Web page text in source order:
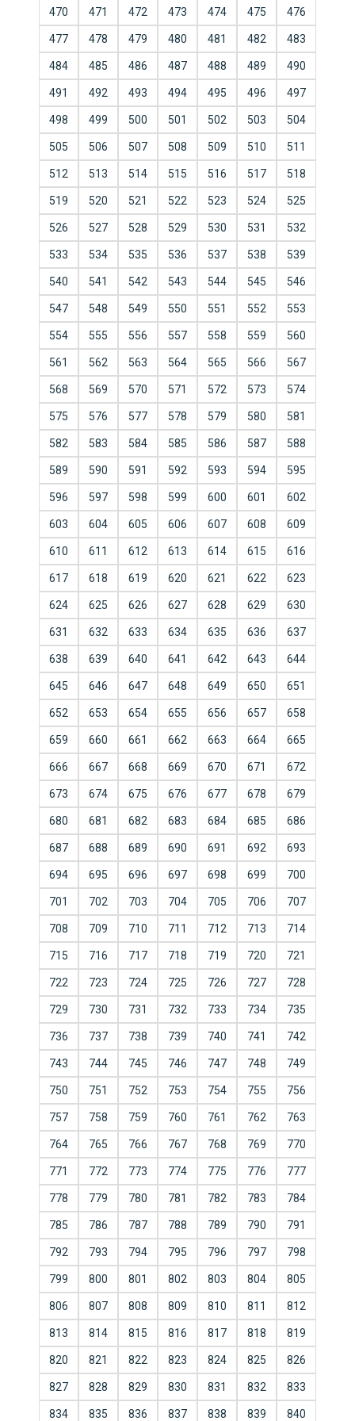
470 471 472 473 474 475 476
477 478 479 480 481 482 483
484 485 486 487 488 489 490
491 492 493 494 495 496 497
498 499 500 501 502 503 504
505 506 507 508 509 510 511
512 513 514 515 516 517 518
519 520 521 522 523 524 525
526 527 528 529 530 531 532
533 534 535 536 537 538 539
540 541 542 543 544 545 546
547 548 549 550 551 552 553
554 555 556 557 558 559 560
561 562 563 564 565 566 567
568 569 570 571 572 573 574
575 576 577 578 579 580 581
582 583 584 585 586 587 588
589 590 591 592 593 594 595
596 597 598 599 600 601 602
603 604 605 606 607 608 609
610 611 612 613 614 615 616
617 618 619 620 621 622 623
624 625 626 627 628 629 630
631 632 633 634 635 636 637
638 639 640 641 642 643 644
645 646 647 648 649 650 651
652 653 654 655 656 657 658
659 660 661 662 663 664 665
666 667 668 669 670 671 672
673 674 675 676 677 678 679
680 681 682 683 684 685 686
687 688 689 690 691 692 693
694 695 696 697 698 699 700
701 702 703 704 705 706 707
708 709 710 711 712 713 714
715 716 717 718 719 720 721
722 723 724 725 726 727 728
729 730 731 732 733 734 735
736 737 738 739 740 741 742
743 744 745 746 747 748 749
750 751 752 753 754 755 756
757 758 759 760 761 762 763
764 765 766 767 768 769 770
771 772 773 774 775 776 777
778 779 780 781 782 783 784
785 786 787 788 789 790 791
792 793 794 795 796 797 798
799 800 801 802 803 804 805
806 807 808 809 810 811 812
813 814 815 816 817 818 819
820 821 822 823 824 825 826
827 828 829 830 831 832 833
834 835 836 837 838 839 840